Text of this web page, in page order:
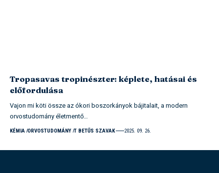
Tropasavas tropinészter: képlete, hatásai és
előfordulása
Vajon mi köti össze az ókori boszorkányok bájitalait, a modern
orvostudomány életmentő…
KÉMIA ORVOSTUDOMÁNY T BETŰS SZAVAK 2025. 09. 26.